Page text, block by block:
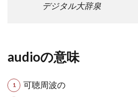
デジタル大辞泉
audioの意味
可聴周波の